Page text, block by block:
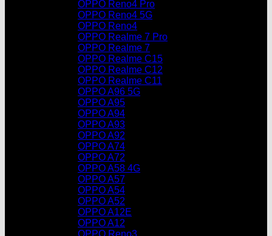
OPPO Reno4 Pro
OPPO Reno4 5G
OPPO Reno4
OPPO Realme 7 Pro
OPPO Realme 7
OPPO Realme C15
OPPO Realme C12
OPPO Realme C11
OPPO A96 5G
OPPO A95
OPPO A94
OPPO A93
OPPO A92
OPPO A74
OPPO A72
OPPO A58 4G
OPPO A57
OPPO A54
OPPO A52
OPPO A12E
OPPO A12
OPPO Reno3